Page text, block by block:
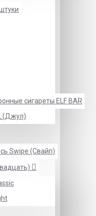
сигареты ELF BAR
(Джул)
Swipe (Свайп)